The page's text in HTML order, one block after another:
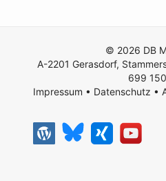
© 2026 DB
A-2201 Gerasdorf,
699
Impressum • Datenschutz •